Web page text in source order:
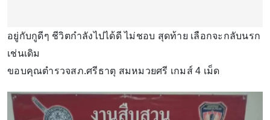
อยู่กับกูดีๆ ชีวิตกำลังไปได้ดี ไม่ชอบ สุดท้าย เลือกจะกลับนรก
เช่นเดิม
ขอบคุณตำรวจสภ.ศรีธาตุ สมหมวยศรี เกมส์ 4 เม็ด